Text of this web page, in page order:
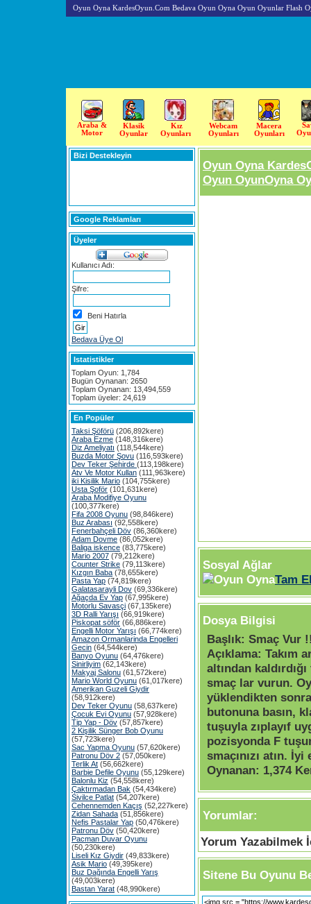
Oyun Oyna KardesOyun.Com Bedava Oyun Oyna Oyun Oyunlar Flash
Araba &
Motor
Klasik
Oyunlar
Kız
Oyunları
Webcam
Oyunları
Macera
Oyunları
Bizi Destekleyin
Google Reklamları
Üyeler
Kullanıcı Adı:
Şifre:
Beni Hatırla
Bedava Üye Ol
Istatistikler
Toplam Oyun: 1,784
Bugün Oynanan: 2650
Toplam Oynanan: 13,494,559
Toplam üyeler: 24,619
En Popüler
Taksi Şöförü (206,892kere)
Araba Ezme (148,316kere)
Diz Ameliyatı (118,544kere)
Buzda Motor Şovu (116,593kere)
Dev Teker Şehirde (113,198kere)
Atv Ve Motor Kullan (111,963kere)
iki Kisilik Mario (104,755kere)
Usta Şoför (101,631kere)
Araba Modifiye Oyunu
(100,377kere)
Fifa 2008 Oyunu (98,846kere)
Buz Arabası (92,558kere)
Fenerbahçeli Döv (86,360kere)
Adam Dovme (86,052kere)
Baliga iskence (83,775kere)
Mario 2007 (79,212kere)
Counter Strike (79,113kere)
Kızgın Baba (78,655kere)
Pasta Yap (74,819kere)
Galatasarayli Dov (69,336kere)
Ağaçda Ev Yap (67,995kere)
Motorlu Savasçi (67,135kere)
3D Ralli Yarışı (66,919kere)
Piskopat söför (66,886kere)
Engelli Motor Yarışı (66,774kere)
Amazon Ormanlarinda Engelleri
Gecin (64,544kere)
Banyo Oyunu (64,476kere)
Sinirliyim (62,143kere)
Makyaj Salonu (61,572kere)
Mario World Oyunu (61,017kere)
Amerikan Guzeli Giydir
(58,912kere)
Dev Teker Oyunu (58,637kere)
Çocuk Evi Oyunu (57,928kere)
Tip Yap - Döv (57,857kere)
2 Kişilik Sünger Bob Oyunu
(57,723kere)
Sac Yapma Oyunu (57,620kere)
Patronu Döv 2 (57,050kere)
Terlik At (56,662kere)
Barbie Defile Oyunu (55,129kere)
Balonlu Kiz (54,558kere)
Çaktırmadan Bak (54,434kere)
Sivilce Patlat (54,207kere)
Cehennemden Kaçış (52,227kere)
Zidan Sahada (51,856kere)
Nefis Pastalar Yap (50,476kere)
Patronu Döv (50,420kere)
Pacman Duvar Oyunu
(50,230kere)
Liseli Kız Giydir (49,833kere)
Asik Mario (49,395kere)
Buz Dağında Engelli Yarış
(49,003kere)
Bastan Yarat (48,990kere)
Oyun Oyna
Oyun OyunOyna
Sosyal Ağlar
Tam
Dosya Bilgisi
Başlık: Smaç Vur
Açıklama: Takım
altından
smaç lar vurun.
yüklendikten
butonuna basın,
tuşuyla zıplayıf
pozisyonda F
smaçınızı atın.
Oynanan: 1,374
Yorumlar:
Yorum Yazabilmek
Sitene Bu Oyunu